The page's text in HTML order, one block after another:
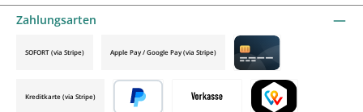
Zahlungsarten
SOFORT (via Stripe) Apple Pay / Google Pay (via Stripe)
Credit card by mollie
Kreditkarte (via Stripe)